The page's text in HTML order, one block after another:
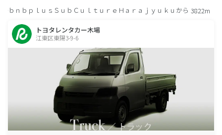
ｂｎｂｐｌｕｓＳｕｂＣｕｌｔｕｒｅＨａｒａｊｙｕｋｕから 3822m
トヨタレンタカー木場
江東区東陽3-9-6